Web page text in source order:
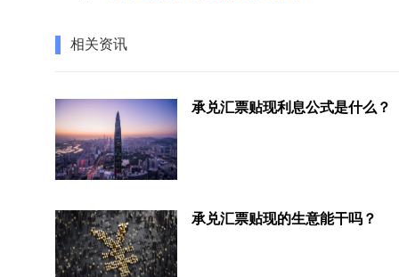
相关资讯
承兑汇票贴现利息公式是什么？
承兑汇票贴现的生意能干吗？